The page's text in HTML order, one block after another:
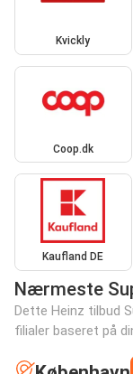
Kvickly
Coop.dk
Kaufland DE
Nærmeste
Dette Heinz tilbud
filialer baseret på